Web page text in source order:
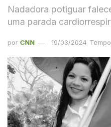
Nadadora potiguar
uma parada
por CNN 19/03/2024